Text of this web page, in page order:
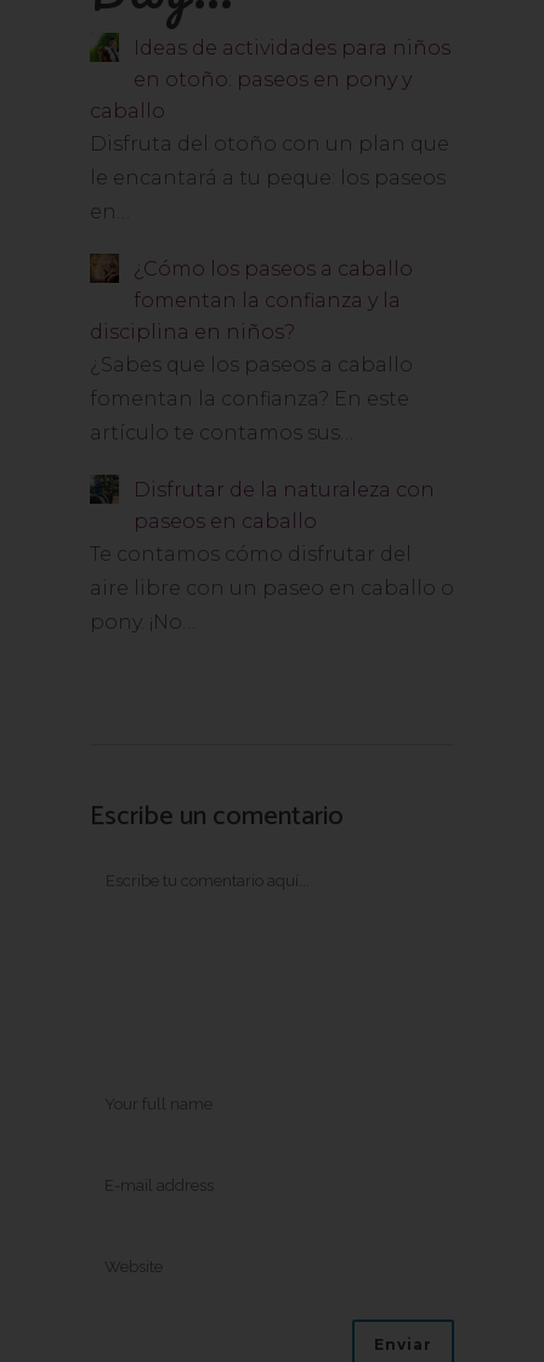
Ideas de actividades para niños
en otoño: paseos en pony y
caballo
Disfruta del otoño con un plan que
le encantará a tu peque: los paseos
en…
¿Cómo los paseos a caballo
fomentan la confianza y la
disciplina en niños?
¿Sabes que los paseos a caballo
fomentan la confianza? En este
artículo te contamos sus…
Disfrutar de la naturaleza con
paseos en caballo
Te contamos cómo disfrutar del
aire libre con un paseo en caballo o
pony. ¡No…
Escribe un comentario